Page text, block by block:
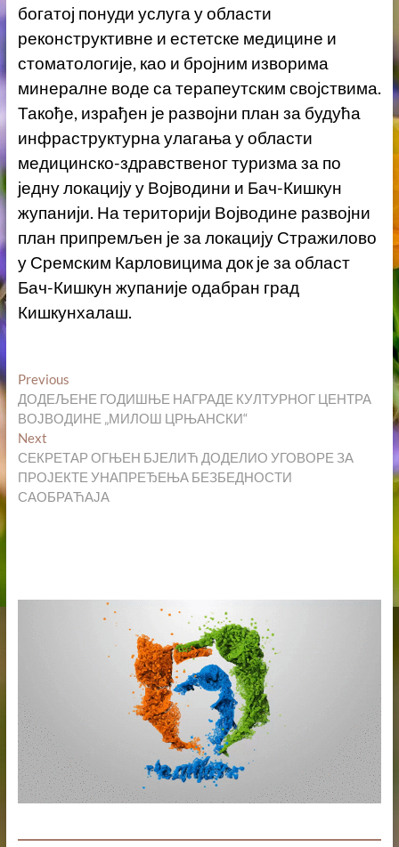
богатој понуди услуга у области
реконструктивне и естетске медицине и
стоматологије, као и бројним изворима
минералне воде са терапеутским својствима.
Такође, израђен је развојни план за будућа
инфраструктурна улагања у области
медицинско-здравственог туризма за по
једну локацију у Војводини и Бач-Кишкун
жупанији. На територији Војводине развојни
план припремљен је за локацију Стражилово
у Сремским Карловицима док је за област
Бач-Кишкун жупаније одабран град
Кишкунхалаш.
Кретање
чланка
PreviousPrevious
post:
ДОДЕЉЕНЕ ГОДИШЊЕ НАГРАДЕ КУЛТУРНОГ ЦЕНТРА
ВОЈВОДИНЕ „МИЛОШ ЦРЊАНСКИ“
NextNext
post:
СЕКРЕТАР ОГЊЕН БЈЕЛИЋ ДОДЕЛИО УГОВОРЕ ЗА
ПРОЈЕКТЕ УНАПРЕЂЕЊА БЕЗБЕДНОСТИ
САОБРАЋАЈА